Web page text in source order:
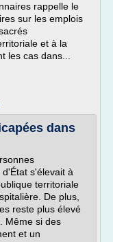
rappelle le
sur les emplois
et à la
les cas dans...
dans
s'élevait à
territoriale
De plus,
reste plus élevé
Même si des
et un